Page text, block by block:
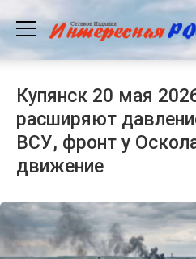
Купянск 20 мая
расширяют
ВСУ, фронт у
движение